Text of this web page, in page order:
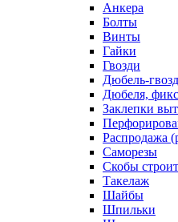
Анкера
Болты
Винты
Гайки
Гвозди
Дюбель-
Дюбеля,
Заклепки
Распродажа
Саморезы
Скобы
Такелаж
Шайбы
Шпильки